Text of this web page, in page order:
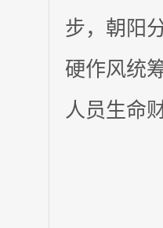
步，朝阳
硬作风统
人员生命